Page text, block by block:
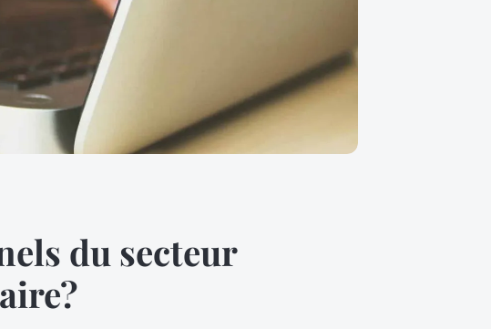
du secteur